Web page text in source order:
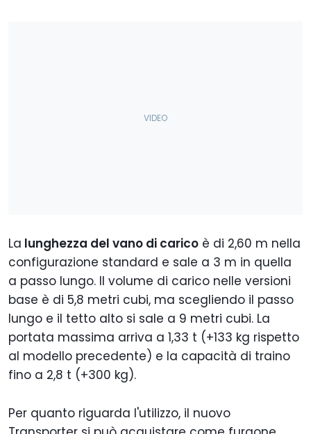
La lunghezza del vano di carico è di 2,60 m nella
configurazione standard e sale a 3 m in quella
a passo lungo. Il volume di carico nelle versioni
base è di 5,8 metri cubi, ma scegliendo il passo
lungo e il tetto alto si sale a 9 metri cubi. La
portata massima arriva a 1,33 t (+133 kg rispetto
al modello precedente) e la capacità di traino
fino a 2,8 t (+300 kg).
Per quanto riguarda l'utilizzo, il nuovo